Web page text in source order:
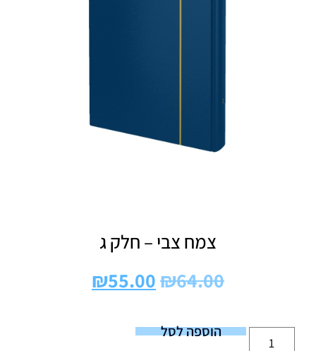
צמח צבי – חלק ג
₪64.00
₪55.00
הוספה לסל